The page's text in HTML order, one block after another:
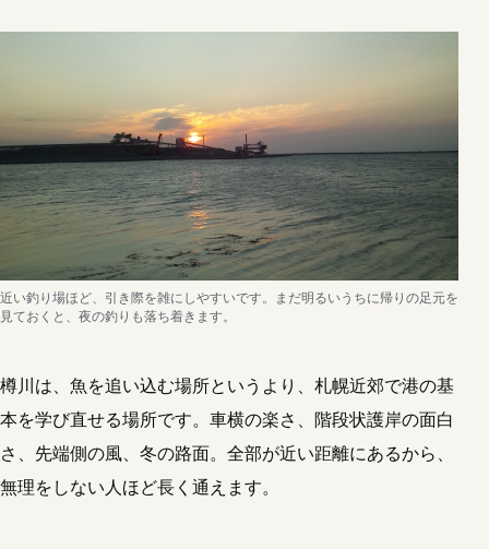
近い釣り場ほど、引き際を雑にしやすいです。まだ明るいうちに帰りの足元を
見ておくと、夜の釣りも落ち着きます。
樽川は、魚を追い込む場所というより、札幌近郊で港の基
本を学び直せる場所です。車横の楽さ、階段状護岸の面白
さ、先端側の風、冬の路面。全部が近い距離にあるから、
無理をしない人ほど長く通えます。